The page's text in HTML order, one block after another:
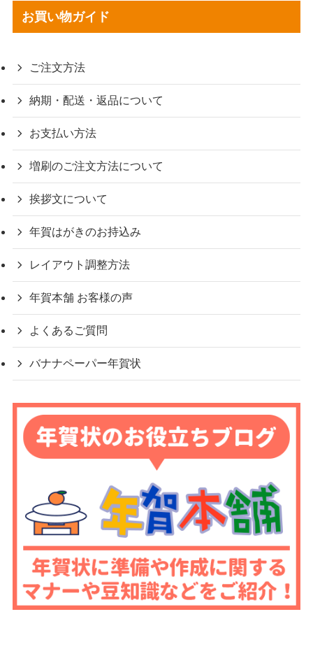
お買い物ガイド
ご注文方法
納期・配送・返品について
お支払い方法
増刷のご注文方法について
挨拶文について
年賀はがきのお持込み
レイアウト調整方法
年賀本舗 お客様の声
よくあるご質問
バナナペーパー年賀状